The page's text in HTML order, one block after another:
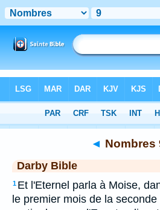
> Nombres 9
◄ Nombres
Darby Bible
1 Et l'Eternel parla à Moise,
le premier mois de la